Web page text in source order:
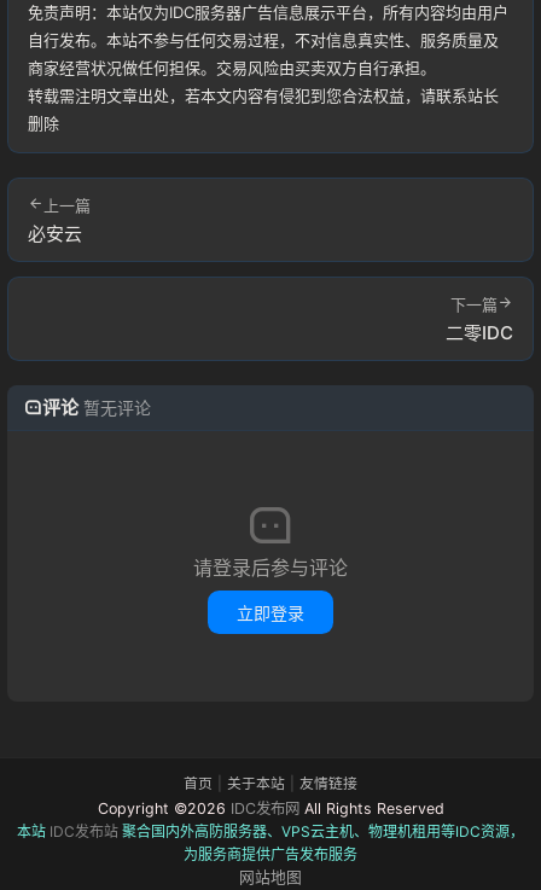
免责声明：本站仅为IDC服务器广告信息展示平台，所有内容均由用户
自行发布。本站不参与任何交易过程，不对信息真实性、服务质量及
商家经营状况做任何担保。交易风险由买卖双方自行承担。
转载需注明文章出处，若本文内容有侵犯到您合法权益，请联系站长
删除
上一篇
必安云
下一篇
二零IDC
评论 暂无评论
请登录后参与评论
立即登录
首页 关于本站 友情链接
Copyright ©2026 IDC发布网All Rights Reserved
本站 IDC发布站 聚合国内外高防服务器、VPS云主机、物理机租用等IDC资源，
为服务商提供广告发布服务
网站地图